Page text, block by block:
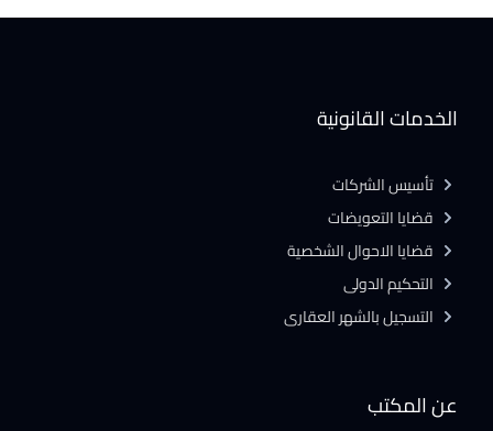
عن المكتب
الخدمات القانونية
تأسيس الشركات
قضايا التعويضات
قضايا الاحوال الشخصية
التحكيم الدولى
التسجيل بالشهر العقارى